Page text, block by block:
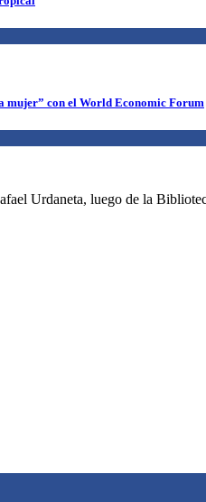
mujer” con el World Economic Forum
Urdaneta, luego de la